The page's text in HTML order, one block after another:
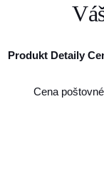
Produkty
Produkt Detaily
Cena